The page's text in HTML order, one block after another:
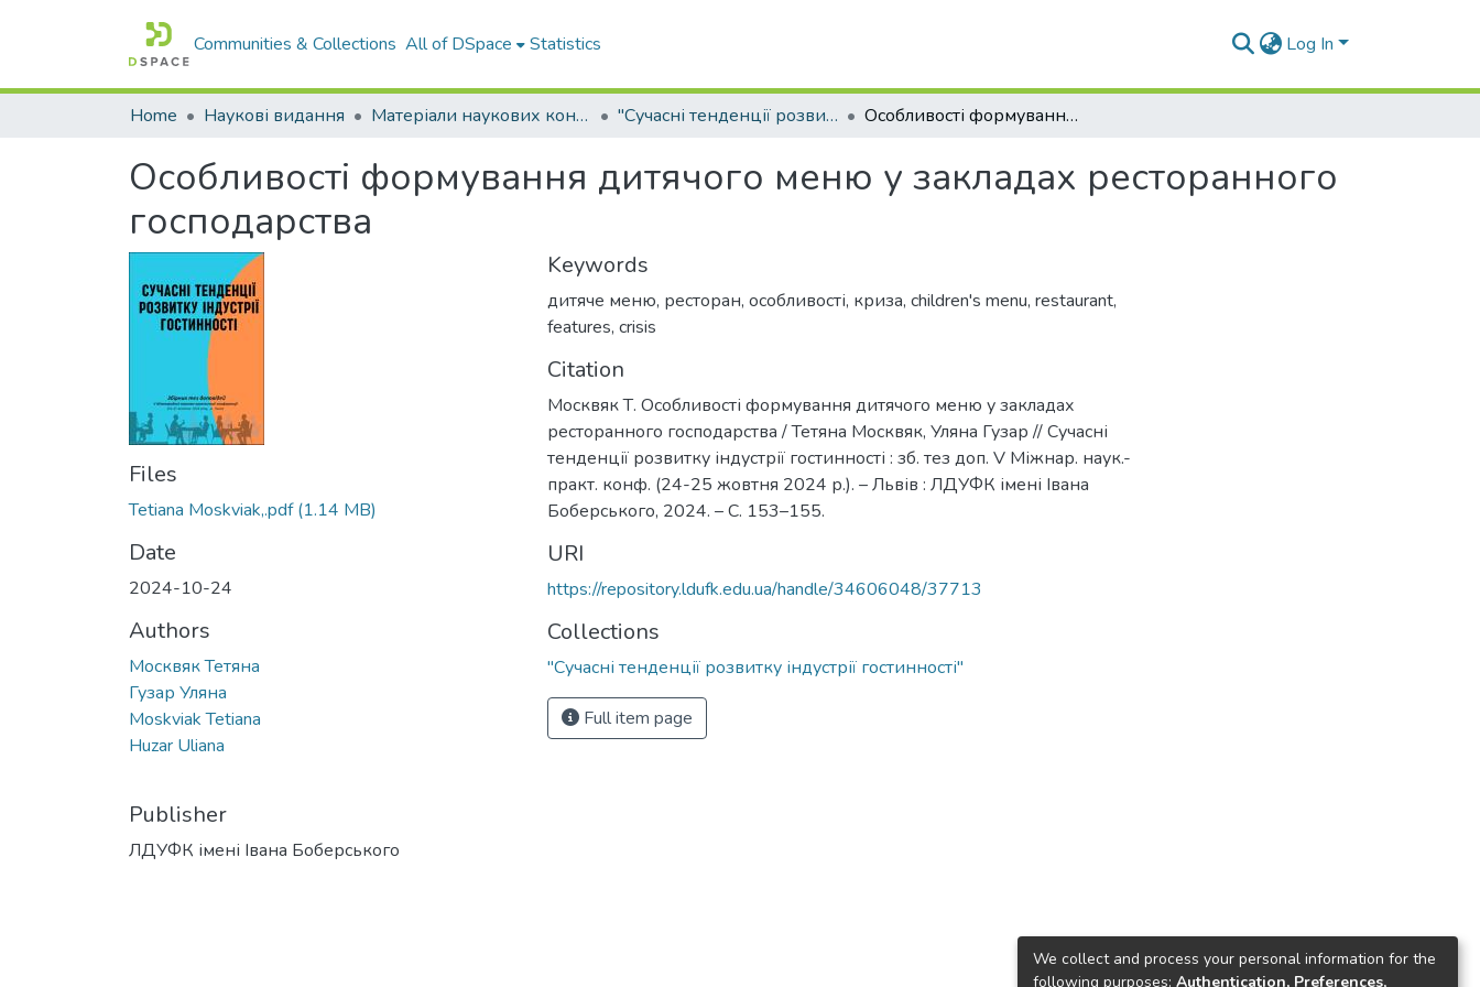
Communities & Collections All of DSpace Statistics Log In
Home Наукові видання Матеріали наукових конференцій "Сучасні тенденції розвитку індустрії гостинності" Особливості формування дитячого меню у закладах ресторанного господарства
Особливості формування дитячого меню у закладах ресторанного
господарства
Files
Tetiana Moskviak,.pdf(1.14 MB)
Date
2024-10-24
Authors
Москвяк Тетяна
Гузар Уляна
Moskviak Tetiana
Huzar Uliana
Publisher
ЛДУФК імені Івана Боберського
Keywords
дитяче меню, ресторан, особливості, криза, children's menu, restaurant,
features, crisis
Citation
Москвяк Т. Особливості формування дитячого меню у закладах
ресторанного господарства / Тетяна Москвяк, Уляна Гузар // Сучасні
тенденції розвитку індустрії гостинності : зб. тез доп. V Міжнар. наук.-
практ. конф. (24-25 жовтня 2024 р.). – Львів : ЛДУФК імені Івана
Боберського, 2024. – С. 153–155.
URI
https://repository.ldufk.edu.ua/handle/34606048/37713
Collections
"Сучасні тенденції розвитку індустрії гостинності"
Full item page
We collect and process your personal information for the
following purposes: Authentication, Preferences,